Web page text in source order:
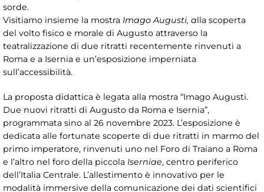
sorde.
Visitiamo insieme la mostra Imago Augusti, alla scoperta
del volto fisico e morale di Augusto attraverso la
teatralizzazione di due ritratti recentemente rinvenuti a
Roma e a Isernia e un’esposizione imperniata
sull’accessibilità.
La proposta didattica è legata alla mostra “Imago Augusti.
Due nuovi ritratti di Augusto da Roma e Isernia”,
programmata sino al 26 novembre 2023. L’esposizione è
dedicata alle fortunate scoperte di due ritratti in marmo del
primo imperatore, rinvenuti uno nel Foro di Traiano a Roma
e l’altro nel foro della piccola Iserniae, centro periferico
dell’Italia Centrale. L’allestimento è innovativo per le
modalità immersive della comunicazione dei dati scientifici